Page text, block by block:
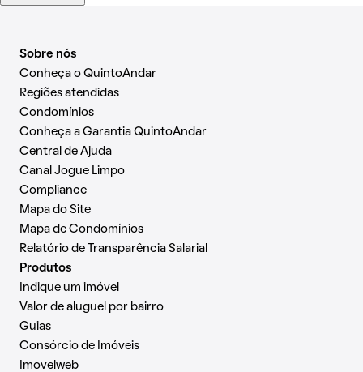
Sobre nós
Conheça o QuintoAndar
Regiões atendidas
Condomínios
Conheça a Garantia QuintoAndar
Central de Ajuda
Canal Jogue Limpo
Compliance
Mapa do Site
Mapa de Condomínios
Relatório de Transparência Salarial
Produtos
Indique um imóvel
Valor de aluguel por bairro
Guias
Consórcio de Imóveis
Imovelweb